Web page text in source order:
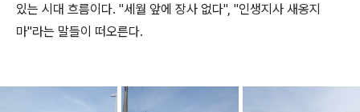
있는 시대 흐름이다. "세월 앞에 장사 없다", "인생지사 새옹지
마"라는 말들이 떠오른다.